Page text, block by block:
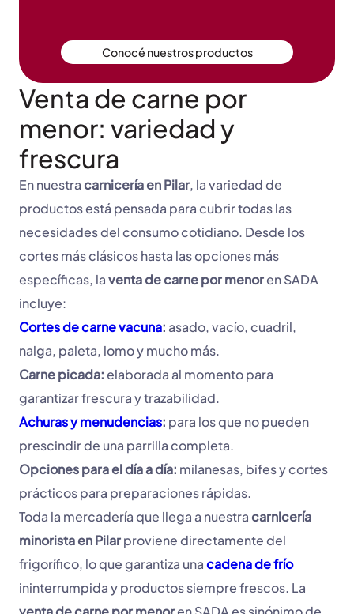
Conocé nuestros productos
Venta de carne por
menor: variedad y
frescura
En nuestracarnicería en Pilar, la variedad de
productos está pensada para cubrir todas las
necesidades del consumo cotidiano. Desde los
cortes más clásicos hasta las opciones más
específicas, laventa de carne por menoren SADA
incluye:
Cortes de carne vacuna:asado, vacío, cuadril,
nalga, paleta, lomo y mucho más.
Carne picada:elaborada al momento para
garantizar frescura y trazabilidad.
Achuras y menudencias: para los que no pueden
prescindir de una parrilla completa.
Opciones para el día a día: milanesas, bifes y cortes
prácticos para preparaciones rápidas.
Toda la mercadería que llega a nuestracarnicería
minorista en Pilarproviene directamente del
frigorífico, lo que garantiza unacadena de frío
ininterrumpida y productos siempre frescos. La